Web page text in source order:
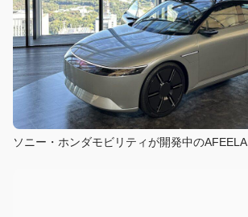
ソニー・ホンダモビリティが開発中のAFEELA